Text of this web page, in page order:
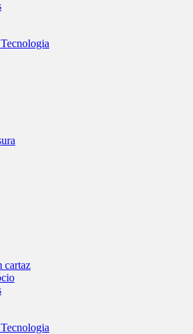
cartaz